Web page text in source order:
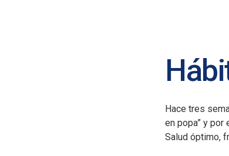
Hace tres
en popa” y por
Salud óptimo,